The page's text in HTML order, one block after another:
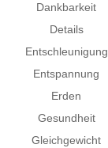
Dankbarkeit
Details
Entschleunigung
Entspannung
Erden
Gesundheit
Gleichgewicht